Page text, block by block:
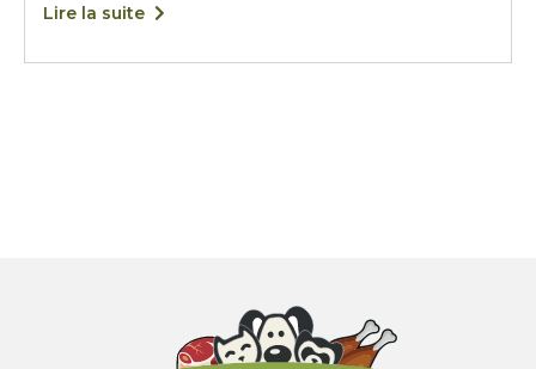
Lire la suite